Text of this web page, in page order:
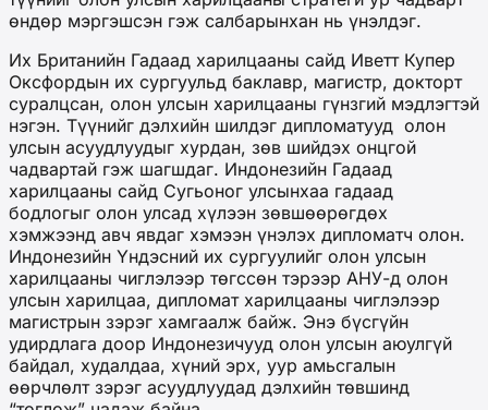
өндөр мэргэшсэн гэж салбарынхан нь үнэлдэг.
Их Британийн Гадаад харилцааны сайд Иветт Купер
Оксфордын их сургуульд баклавр, магистр, докторт
суралцсан, олон улсын харилцааны гүнзгий мэдлэгтэй
нэгэн. Түүнийг дэлхийн шилдэг дипломатууд олон
улсын асуудлуудыг хурдан, зөв шийдэх онцгой
чадвартай гэж шагшдаг. Индонезийн Гадаад
харилцааны сайд Сугьоног улсынхаа гадаад
бодлогыг олон улсад хүлээн зөвшөөрөгдөх
хэмжээнд авч явдаг хэмээн үнэлэх дипломатч олон.
Индонезийн Үндэсний их сургуулийг олон улсын
харилцааны чиглэлээр төгссөн тэрээр АНУ-д олон
улсын харилцаа, дипломат харилцааны чиглэлээр
магистрын зэрэг хамгаалж байж. Энэ бүсгүйн
удирдлага доор Индонезичууд олон улсын аюулгүй
байдал, худалдаа, хүний эрх, уур амьсгалын
өөрчлөлт зэрэг асуудлуудад дэлхийн төвшинд